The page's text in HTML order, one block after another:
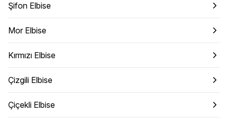
Şifon Elbise
Mor Elbise
Kırmızı Elbise
Çizgili Elbise
Çiçekli Elbise